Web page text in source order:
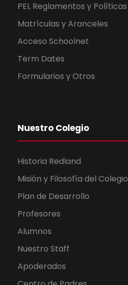
PEI, Reglamentos y Políticas
Matrículas y Aranceles
Acceso Schoolnet
Term Dates
Formularios y Otros
Nuestro Colegio
Historia Redland
Misión y Filosofía del Colegio
Plan de Desarrollo
Profesores
Alumnos
Nuestro Staff
Apoderados